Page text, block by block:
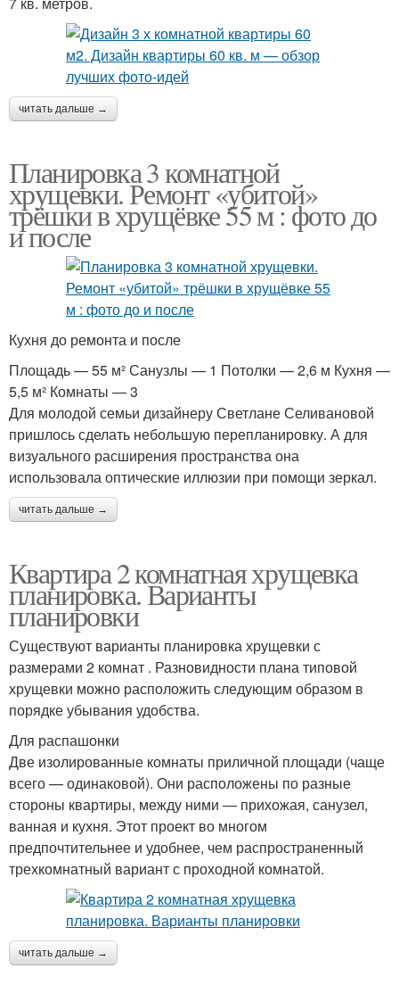
читать дальше →
Планировка 3 комнатной
хрущевки. Ремонт «убитой»
трёшки в хрущёвке 55 м : фото до
и после
Кухня до ремонта и после
Площадь — 55 м² Санузлы — 1 Потолки — 2,6 м Кухня —
5,5 м² Комнаты — 3
Для молодой семьи дизайнеру Светлане Селивановой
пришлось сделать небольшую перепланировку. А для
визуального расширения пространства она
использовала оптические иллюзии при помощи зеркал.
читать дальше →
Квартира 2 комнатная хрущевка
планировка. Варианты
планировки
Существуют варианты планировка хрущевки с
размерами 2 комнат . Разновидности плана типовой
хрущевки можно расположить следующим образом в
порядке убывания удобства.
Для распашонки
Две изолированные комнаты приличной площади (чаще
всего — одинаковой). Они расположены по разные
стороны квартиры, между ними — прихожая, санузел,
ванная и кухня. Этот проект во многом
предпочтительнее и удобнее, чем распространенный
трехкомнатный вариант с проходной комнатой.
читать дальше →